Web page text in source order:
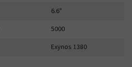
6.6"
5000
Exynos 1380